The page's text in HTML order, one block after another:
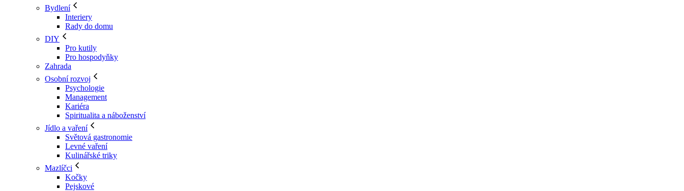
Bydlení
Interiery
Rady do domu
DIY
Pro kutily
Pro hospodyňky
Zahrada
Osobní rozvoj
Psychologie
Management
Kariéra
Spiritualita a náboženství
Jídlo a vaření
Světová gastronomie
Levné vaření
Kulinářské triky
Mazlíčci
Kočky
Pejskové